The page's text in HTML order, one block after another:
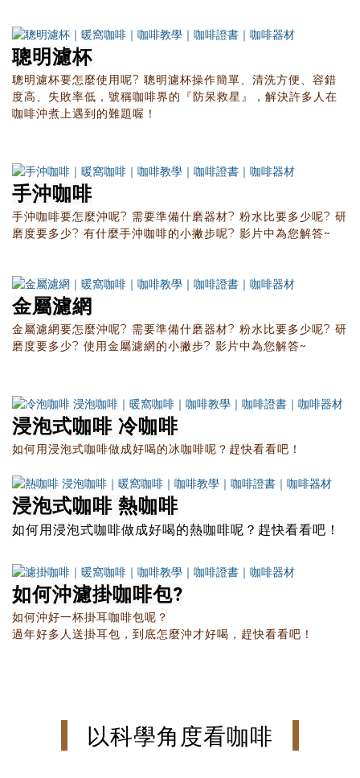
聰明濾杯
聰明濾杯要怎麼使用呢? 聰明濾杯操作簡單、清洗方便、容錯
度高、失敗率低，號稱咖啡界的『防呆救星』，解決許多人在
咖啡沖煮上遇到的難題喔！
手沖咖啡
手沖咖啡要怎麼沖呢? 需要準備什磨器材? 粉水比要多少呢? 研
磨度要多少? 有什麼手沖咖啡的小撇步呢? 影片中為您解答~
金屬濾網
金屬濾網要怎麼沖呢? 需要準備什磨器材? 粉水比要多少呢? 研
磨度要多少? 使用金屬濾網的小撇步? 影片中為您解答~
浸泡式咖啡 冷咖啡
如何用浸泡式咖啡做成好喝的冰咖啡呢？趕快看看吧！
浸泡式咖啡 熱咖啡
如何用浸泡式咖啡做成好喝的熱咖啡呢？趕快看看吧！
如何沖濾掛咖啡包?
如何沖好一杯掛耳咖啡包呢？
過年好多人送掛耳包，到底怎麼沖才好喝，趕快看看吧！
以科學角度看咖啡